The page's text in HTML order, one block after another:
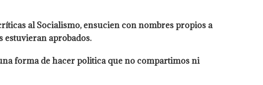
al Socialismo, ensucien con nombres propios a
estuvieran aprobados.
forma de hacer politica que no compartimos ni